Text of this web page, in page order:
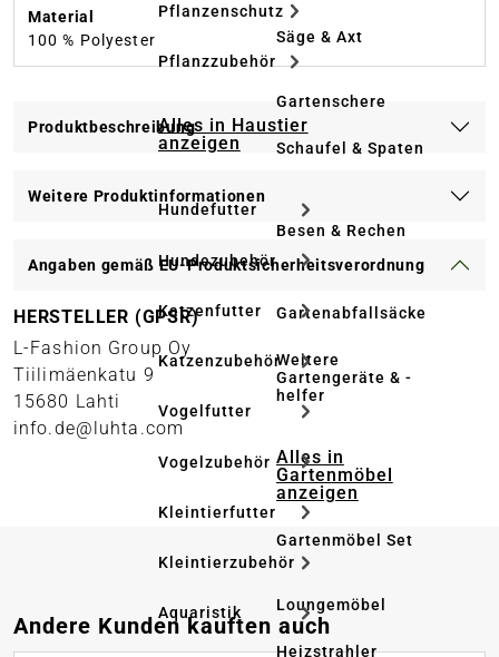
Pflanzenschutz
Pflanzzubehör
Alles in Haustier
anzeigen
Hundefutter
Hundezubehör
Katzenfutter
Katzenzubehör
Vogelfutter
Vogelzubehör
Kleintierfutter
Kleintierzubehör
Aquaristik
Säge & Axt
Gartenschere
Schaufel & Spaten
Besen & Rechen
Gartenabfallsäcke
Weitere
Gartengeräte & -
helfer
Alles in
Gartenmöbel
anzeigen
Gartenmöbel Set
Loungemöbel
Heizstrahler
Material
100 % Polyester
Produktbeschreibung
Weitere Produktinformationen
Angaben gemäß EU-Produktsicherheitsverordnung
HERSTELLER (GPSR)
L-Fashion Group Oy
Tiilimäenkatu 9
15680 Lahti
info.de@luhta.com
Produktgalerie überspringen
Andere Kunden kauften auch